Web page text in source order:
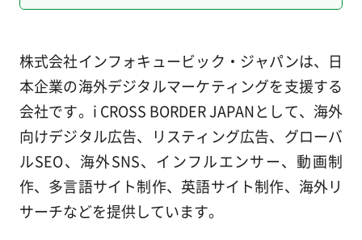
株式会社インフォキュービック・ジャパンは、日
本企業の海外デジタルマーケティングを支援する
会社です。i CROSS BORDER JAPANとして、海外
向けデジタル広告、リスティング広告、グローバ
ルSEO、海外SNS、インフルエンサー、動画制
作、多言語サイト制作、英語サイト制作、海外リ
サーチなどを提供しています。